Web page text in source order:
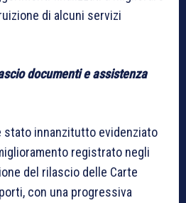
di alcuni servizi
documenti e assistenza
stato innanzitutto evidenziato
registrato negli
del rilascio delle Carte
con una progressiva